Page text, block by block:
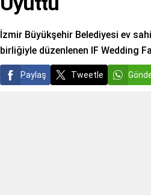
İzmir Büyükşehir Belediyesi ev
birliğiyle düzenlenen IF Wedding
Paylaş Tweetle